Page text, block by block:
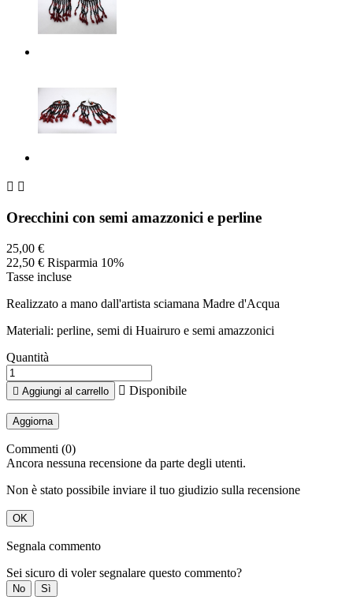
 
Orecchini con semi amazzonici e perline
25,00 €
22,50 € Risparmia 10%
Tasse incluse
Realizzato a mano dall'artista sciamana Madre d'Acqua
Materiali: perline, semi di Huairuro e semi amazzonici
Quantità
 Aggiungi al carrello  Disponibile
Commenti (0)
Ancora nessuna recensione da parte degli utenti.
Non è stato possibile inviare il tuo giudizio sulla recensione
OK
Segnala commento
Sei sicuro di voler segnalare questo commento?
No Sì